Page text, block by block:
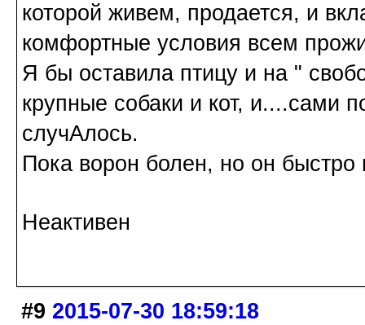
которой живем, продается, и
комфортные условия всем
Я бы оставила птицу и на "
крупные собаки и кот, и....сами
случАлось.
Пока ворон болен, но он быстро
Неактивен
#9 2015-07-30 18:59:18